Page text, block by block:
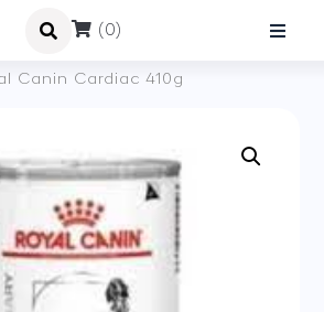
(0)
Canin Cardiac 410g